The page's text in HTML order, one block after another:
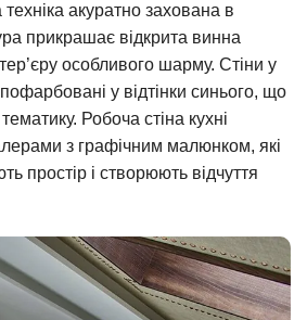
акуратно захована в
прикрашає відкрита винна
особливого шарму. Стіни у
у відтінки синього, що
Робоча стіна кухні
з графічним малюнком, які
простір і створюють відчуття